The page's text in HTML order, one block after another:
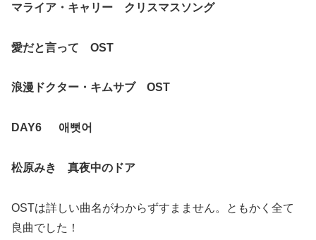
マライア・キャリー クリスマスソング
愛だと言って OST
浪漫ドクター・キムサブ OST
DAY6 애뻣어
松原みき 真夜中のドア
OSTは詳しい曲名がわからずすまません。ともかく全て
良曲でした！